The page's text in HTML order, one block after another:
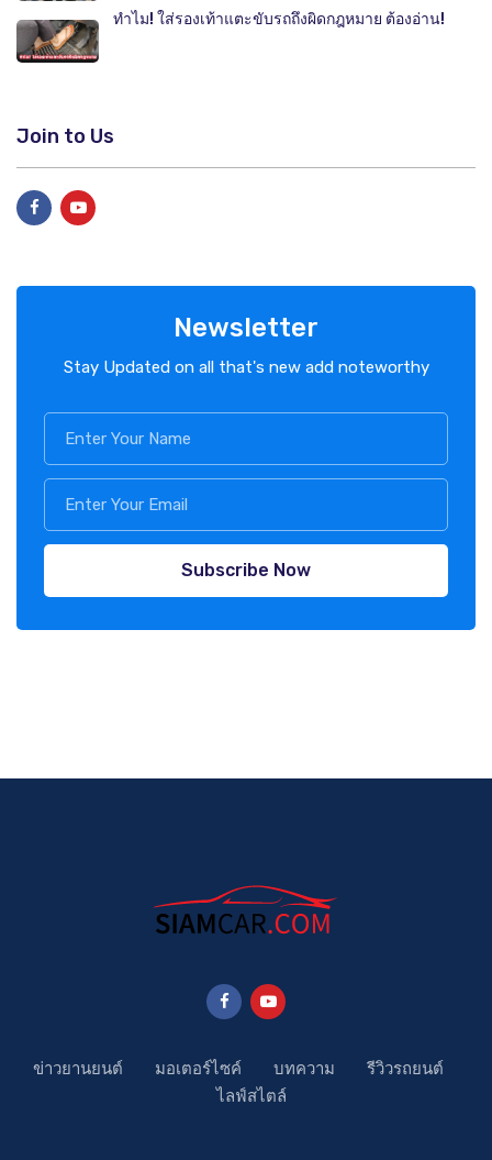
ทำไม! ใส่รองเท้าแตะขับรถถึงผิดกฎหมาย ต้องอ่าน!
Join to Us
Newsletter
Stay Updated on all that's new add noteworthy
Subscribe Now
ข่าวยานยนต์ มอเตอร์ไซค์ บทความ
รีวิวรถยนต์
ไลฟ์สไตล์